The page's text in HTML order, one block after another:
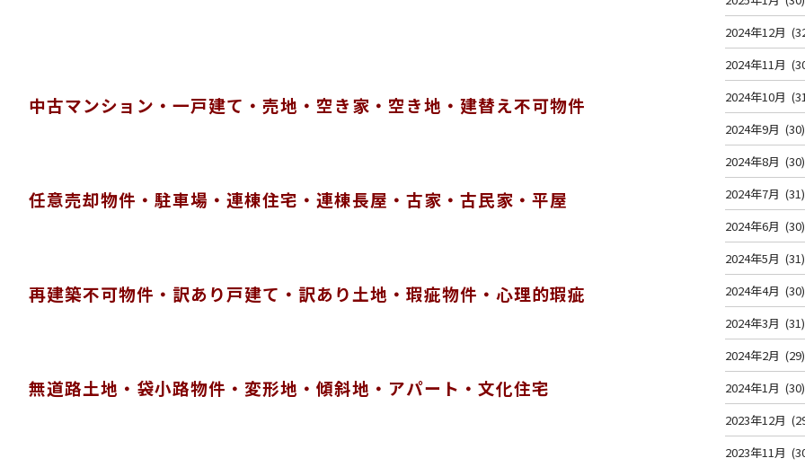
中古マンション・一戸建て・売地・空き家・空き地・建替え不可物件
任意売却物件・ 駐車場・連棟住宅・連棟長屋・古家・古民家・平屋
再建築不可物件・訳あり戸建て・ 訳あり土地・瑕疵物件・心理的瑕疵
無道路土地・袋小路物件・変形地・傾斜地・ アパート・文化住宅
2024年12月
2024年11月
2024年10月
2024年9月 (30)
2024年8月 (30)
2024年7月 (31)
2024年6月 (30)
2024年5月 (31)
2024年4月 (30)
2024年3月 (31)
2024年2月 (29)
2024年1月 (30)
2023年12月
2023年11月